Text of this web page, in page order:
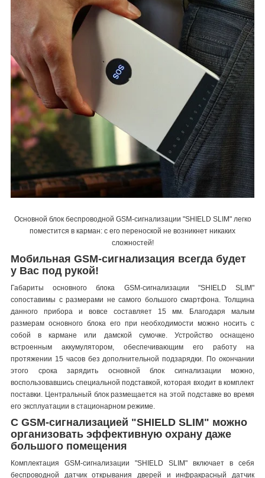
Основной блок беспроводной GSM-сигнализации "SHIELD SLIM" легко
поместится в карман: с его переноской не возникнет никаких
сложностей!
Мобильная GSM-сигнализация всегда будет
у Вас под рукой!
Габариты основного блока GSM-сигнализации "SHIELD SLIM"
сопоставимы с размерами не самого большого смартфона. Толщина
данного прибора и вовсе составляет 15 мм. Благодаря малым
размерам основного блока его при необходимости можно носить с
собой в кармане или дамской сумочке. Устройство оснащено
встроенным аккумулятором, обеспечивающим его работу на
протяжении 15 часов без дополнительной подзарядки. По окончании
этого срока зарядить основной блок сигнализации можно,
воспользовавшись специальной подставкой, которая входит в комплект
поставки. Центральный блок размещается на этой подставке во время
его эксплуатации в стационарном режиме.
С GSM-сигнализацией "SHIELD SLIM" можно
организовать эффективную охрану даже
большого помещения
Комплектация GSM-сигнализации "SHIELD SLIM" включает в себя
беспроводной датчик открывания дверей и инфракрасный датчик